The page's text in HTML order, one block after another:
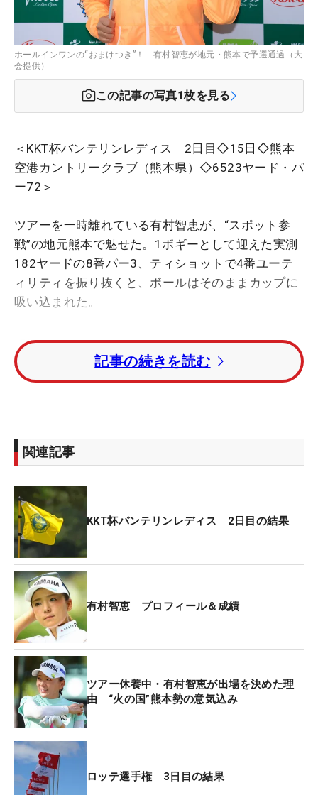
ホールインワンの“おまけつき”！ 有村智恵が地元・熊本で予選通過（大
会提供）
この記事の写真1枚を見る
＜KKT杯バンテリンレディス 2日目◇15日◇熊本
空港カントリークラブ（熊本県）◇6523ヤード・パ
ー72＞
ツアーを一時離れている有村智恵が、“スポット参
戦”の地元熊本で魅せた。1ボギーとして迎えた実測
182ヤードの8番パー3、ティショットで4番ユーテ
ィリティを振り抜くと、ボールはそのままカップに
吸い込まれた。
「打ち下ろしのホールで風も強かったので、どこに
落ちるかだけを見ていた。手前5ヤードくらいに落
ちて、ピンに向かっていって、ギャラリーの方が歓
会心のショットだった。12ヤードほどの打ち下ろし
影響を強く受けやすいが、強い球を打って風が止ま
ってしまったらオーバー、上げにいけば風に戻され
てしまうという「難しいショット」だった。そんな
なか、有村が狙ったのは「低め・抑え目の飛ばし過
ぎない球」。本人としては「一か八か」という一発
が、自身6度目のエースを記録した。
これはツアー最多記録に並ぶ快挙ともなった。だ
が、そのことを尋ねると「完全に狙っていました
（笑）」とニヤリ。昨年の「フジサンケイレディ
ス」で藤田さいきがエースを達成し自身6度目に到
達したが、「現役選手で（5回にいたのは）私とさ
いきさんだけだったら、どっちが記録を更新するか
ひとりで競っていた」と明かす。藤田にひとつ頭を
抜かれて自身はツアーを休養することになり、追い
つくことは「完全に諦めていた」なかでのうれしい
記事の続きを読む
関連記事
KKT杯バンテリンレディス 2日目の結果
有村智恵 プロフィール＆成績
ツアー休養中・有村智恵が出場を決めた理
由 “火の国”熊本勢の意気込み
ロッテ選手権 3日目の結果